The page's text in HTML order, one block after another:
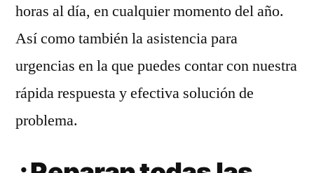
horas al día, en cualquier momento del año.
Así como también la asistencia para
urgencias en la que puedes contar con nuestra
rápida respuesta y efectiva solución de
problema.